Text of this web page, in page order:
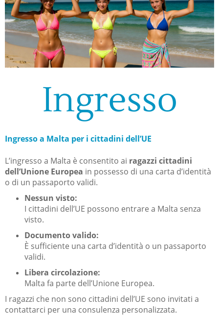
Ingresso
Ingresso a Malta per i cittadini dell’UE
L’ingresso a Malta è consentito ai ragazzi cittadini
dell’Unione Europea in possesso di una carta d’identità
o di un passaporto validi.
Nessun visto:
I cittadini dell’UE possono entrare a Malta senza
visto.
Documento valido:
È sufficiente una carta d’identità o un passaporto
validi.
Libera circolazione:
Malta fa parte dell’Unione Europea.
I ragazzi che non sono cittadini dell’UE sono invitati a
contattarci per una consulenza personalizzata.